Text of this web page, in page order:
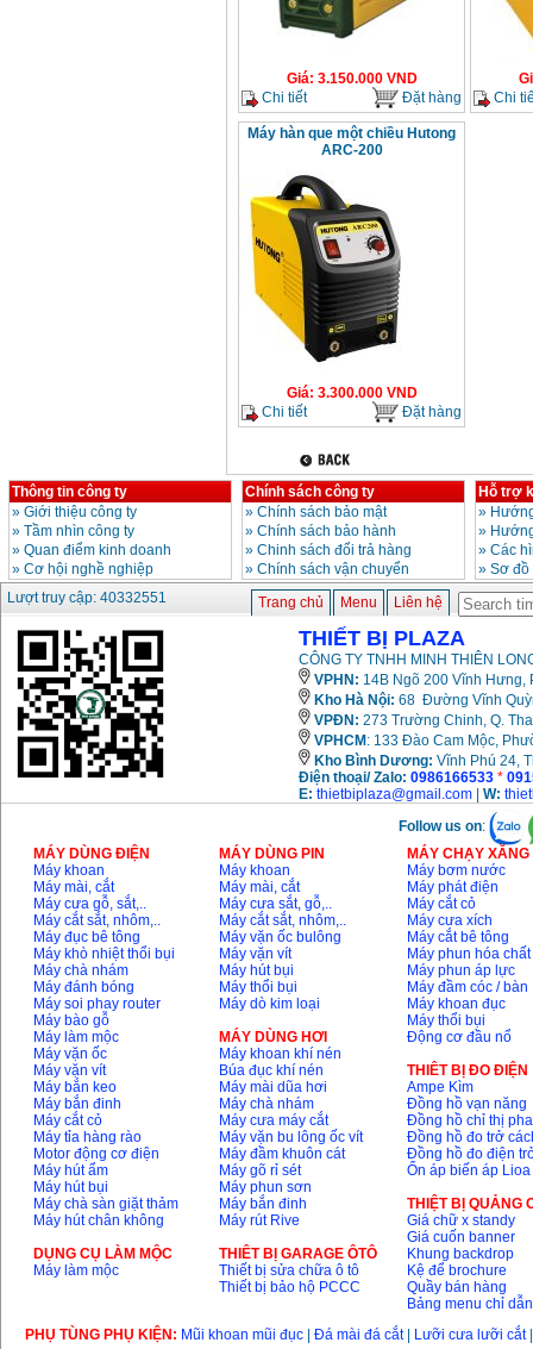
Giá: 3.150.000VND
Chi tiết
Đặt hàng
Chi
Máy hàn que một chiều Hutong
ARC-200
Giá: 3.300.000VND
Chi tiết
Đặt hàng
Thông tin công ty
» Giới thiệu công ty
» Tầm nhìn công ty
» Quan điểm kinh doanh
» Cơ hội nghề nghiệp
Chính sách công ty
» Chính sách bảo mật
» Chính sách bảo hành
» Chinh sách đổi trả hàng
» Chính sách vận chuyển
Hỗ trợ
»
»
» Các
» Sơ
Lượt truy cập: 40332551
Trang chủ Menu Liên hệ
THIẾT BỊ PLAZA
CÔNG TY TNHH MINH THIÊN
VPHN: 14B Ngõ 200 Vĩnh Hưng,
Kho Hà Nội: 68 Đường Vĩnh
VPĐN: 273 Trường Chinh, Q.
VPHCM : 133 Đào Cam Mộc,
Kho Bình Dương: Vĩnh Phú 24,
Điện thoại/ Zalo: 0986166533 *
E: thietbiplaza@gmail.com W:
Follow us on:
MÁY DÙNG ĐIỆN
Máy khoan
Máy mài, cắt
Máy cưa gỗ, sắt,..
Máy cắt sắt, nhôm,..
Máy đục bê tông
Máy khò nhiệt thổi bụi
Máy chà nhám
Máy đánh bóng
Máy soi phay router
Máy bào gỗ
Máy làm mộc
Máy vặn ốc
Máy vặn vít
Máy bắn keo
Máy bắn đinh
Máy cắt cỏ
Máy tỉa hàng rào
Motor động cơ điện
Máy hút ẩm
Máy hút bụi
Máy chà sàn giặt thảm
Máy hút chân không
DỤNG CỤ LÀM MỘC
Máy làm mộc
MÁY DÙNG PIN
Máy khoan
Máy mài, cắt
Máy cưa sắt, gỗ,..
Máy cắt sắt, nhôm,..
Máy vặn ốc bulông
Máy vặn vít
Máy hút bụi
Máy thổi bụi
Máy dò kim loại
MÁY DÙNG HƠI
Máy khoan khí nén
Búa đục khí nén
Máy mài dũa hơi
Máy chà nhám
Máy cưa máy cắt
Máy vặn bu lông ốc vít
Máy đầm khuôn cát
Máy gõ rỉ sét
Máy phun sơn
Máy bắn đinh
Máy rút Rive
THIÊT BỊ GARAGE ÔTÔ
Thiết bị sửa chữa ô tô
Thiết bị bảo hộ PCCC
MÁY CHẠY
Máy bơm nước
Máy phát điện
Máy cắt cỏ
Máy cưa xích
Máy cắt bê tông
Máy phun hóa chất
Máy phun áp lực
Máy đầm cóc / bàn
Máy khoan đục
Máy thổi bụi
Động cơ đầu nổ
THIÊT BỊ ĐO ĐIỆN
Ampe Kìm
Đồng hồ vạn năng
Đồng hồ chỉ thị pha
Đồng hồ đo trở
Đồng hồ đo điện
Ổn áp biến áp Lioa
THIỆT BỊ QUẢNG
Giá chữ x standy
Giá cuốn banner
Khung backdrop
Kệ để brochure
Quầy bán hàng
Bảng menu chỉ dẫn
PHỤ TÙNG PHỤ KIỆN: Mũi khoan mũi đục Đá mài đá cắt| Lưỡi cưa lưỡi cắt